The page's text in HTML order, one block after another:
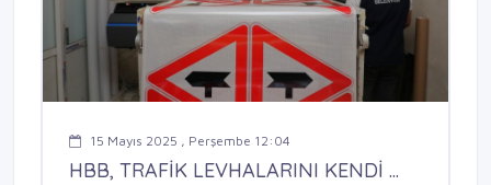
15 Mayıs 2025 , Perşembe 12:04
HBB, TRAFİK LEVHALARINI KENDİ ...